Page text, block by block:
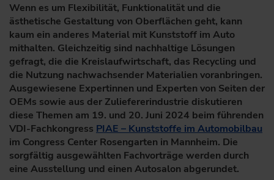
Wenn es um Flexibilität, Funktionalität und die
ästhetische Gestaltung von Oberflächen geht, kann
kaum ein anderes Material mit Kunststoff im Auto
mithalten. Gleichzeitig sind nachhaltige Lösungen
gefragt, die die Kreislaufwirtschaft, das Recycling und
die Nutzung nachwachsender Materialien voranbringen.
Ausgewiesene Expertinnen und Experten von Seiten der
OEMs sowie aus der Zuliefererindustrie diskutieren
diese Themen am 19. und 20. Juni 2024 beim führenden
VDI-Fachkongress PIAE – Kunststoffe im Automobilbau
im Congress Center Rosengarten in Mannheim. Die
sorgfältig ausgewählten Fachvorträge werden durch
eine Ausstellung und einen Autosalon abgerundet.